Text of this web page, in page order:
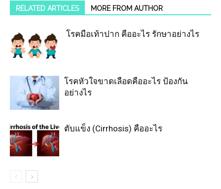
RELATED ARTICLES MORE FROM AUTHOR
โรคมือเท้าปาก คืออะไร รักษาอย่างไร
โรคหัวใจขาดเลือดคืออะไร ป้องกัน
อย่างไร
ตับแข็ง (Cirrhosis) คืออะไร